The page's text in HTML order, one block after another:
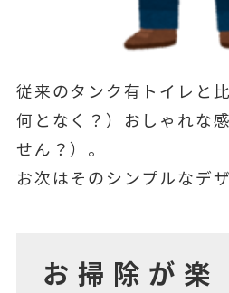
従来のタンク有トイレと
何となく？）おしゃれな
せん？）。
お次はそのシンプルなデ
お掃除が楽